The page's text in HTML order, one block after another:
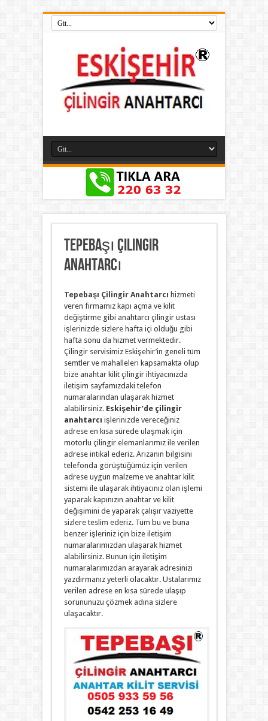
Tepebaşı Çilingir
Anahtarcı
Tepebaşı Çilingir Anahtarcı hizmeti
veren firmamız kapı açma ve kilit
değiştirme gibi anahtarcı çilingir ustası
işlerinizde sizlere hafta içi olduğu gibi
hafta sonu da hizmet vermektedir.
Çilingir servisimiz Eskişehir’in geneli tüm
semtler ve mahalleleri kapsamakta olup
bize anahtar kilit çilingir ihtiyacınızda
iletişim sayfamızdaki telefon
numaralarından ulaşarak hizmet
alabilirsiniz. Eskişehir’de çilingir
anahtarcı işlerinizde vereceğiniz
adrese en kısa sürede ulaşmak için
motorlu çilingir elemanlarımız ile verilen
adrese intikal ederiz. Arızanın bilgisini
telefonda görüştüğümüz için verilen
adrese uygun malzeme ve anahtar kilit
sistemi ile ulaşarak ihtiyacınız olan işlemi
yaparak kapınızın anahtar ve kilit
değişimini de yaparak çalışır vaziyette
sizlere teslim ederiz. Tüm bu ve buna
benzer işleriniz için bize iletişim
numaralarımızdan ulaşarak hizmet
alabilirsiniz. Bunun için iletişim
numaralarımızdan arayarak adresinizi
yazdırmanız yeterli olacaktır. Ustalarımız
verilen adrese en kısa sürede ulaşıp
sorununuzu çözmek adına sizlere
ulaşacaktır.